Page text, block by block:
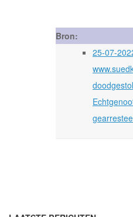
Bron:
25-07-